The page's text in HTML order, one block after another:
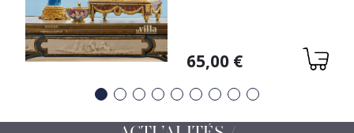
Variations
65,00 €
Précédent
Suivant